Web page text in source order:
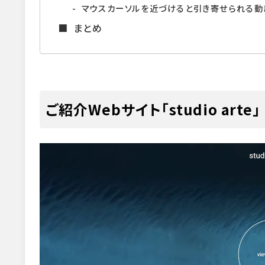
マウスカーソルを近づけると引き寄せられる動
まとめ
ご紹介Webサイト「studio arte」